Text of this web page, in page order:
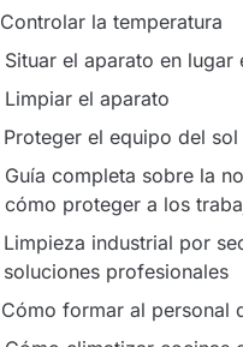
Controlar la temperatura
Situar el aparato en lugar
Limpiar el aparato
Proteger el equipo del sol
Guía completa sobre la
cómo proteger a los
Limpieza industrial por
soluciones profesionales
Cómo formar al personal